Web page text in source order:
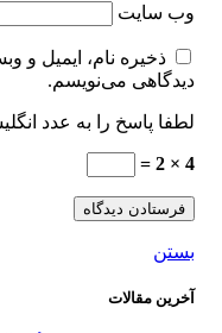
وب‌ سایت
ذخیره نام، ایمیل و
دیدگاهی می‌نویسم.
لطفا پاسخ را به عدد
4 × 2 =
بستن
آخرین مقالات